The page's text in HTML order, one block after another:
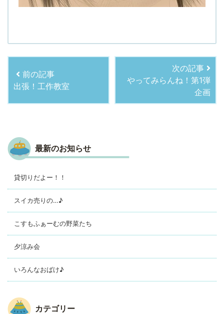
前の記事
出張！工作教室
次の記事
やってみらんね！第1弾
企画
最新のお知らせ
貸切りだよー！！
スイカ売りの…♪
こすもふぁーむの野菜たち
夕涼み会
いろんなおばけ♪
カテゴリー